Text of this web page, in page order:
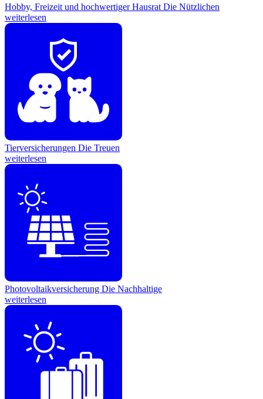
Hobby, Freizeit und hochwertiger Hausrat Die Nützlichen
weiterlesen
Tierversicherungen Die Treuen
weiterlesen
Photovoltaikversicherung Die Nachhaltige
weiterlesen